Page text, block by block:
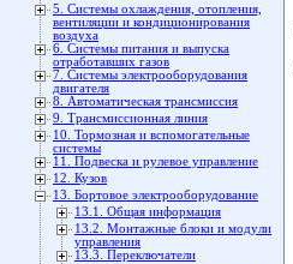
5. Системы охлаждения, отопления,
вентиляции и кондиционирования
воздуха
6. Системы питания и выпуска
отработавших газов
7. Системы электрооборудования
двигателя
8. Автоматическая трансмиссия
9. Трансмиссионная линия
10. Тормозная и вспомогательные
системы
11. Подвеска и рулевое управление
12. Кузов
13. Бортовое электрооборудование
13.1. Общая информация
13.2. Монтажные блоки и модули
управления
13.3. Переключатели